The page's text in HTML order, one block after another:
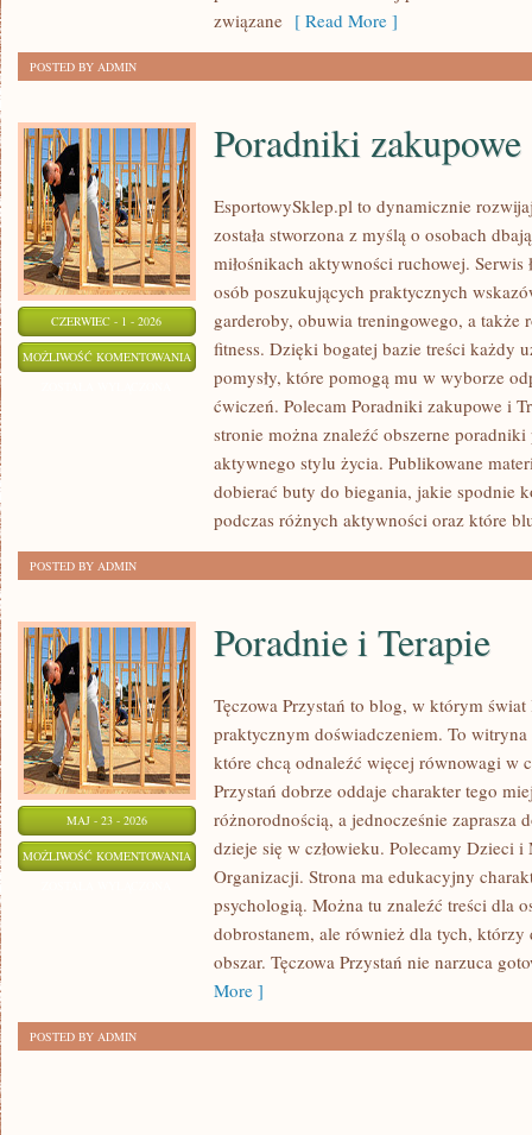
związane [ Read More ]
POSTED BY ADMIN
CZERWIEC - 1 - 2026
MOŻLIWOŚĆ KOMENTOWANIA PORADNIKI
ZAKUPOWE
Poradniki zakupowe
EsportowySklep.pl to dynamicznie
została stworzona z myślą o osobach
miłośnikach aktywności ruchowej.
osób poszukujących praktycznych
garderoby, obuwia treningowego, a także
fitness. Dzięki bogatej bazie treści każdy
pomysły, które pomogą mu w wyborze
ćwiczeń. Polecam Poradniki zakupowe i
stronie można znaleźć obszerne poradniki
aktywnego stylu życia. Publikowane
dobierać buty do biegania, jakie spodnie
podczas różnych aktywności oraz które
POSTED BY ADMIN
MAJ - 23 - 2026
MOŻLIWOŚĆ KOMENTOWANIA PORADNIE
TERAPIE
Poradnie i Terapie
Tęczowa Przystań to blog, w którym
praktycznym doświadczeniem. To
które chcą odnaleźć więcej równowagi w
Przystań dobrze oddaje charakter tego
różnorodnością, a jednocześnie zaprasza
dzieje się w człowieku. Polecamy Dzieci i
Organizacji. Strona ma edukacyjny
psychologią. Można tu znaleźć treści dla
dobrostanem, ale również dla tych,
obszar. Tęczowa Przystań nie narzuca
More ]
POSTED BY ADMIN